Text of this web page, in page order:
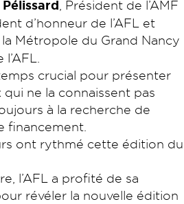
, Président de l’AMF
d’honneur de l’AFL et
la Métropole du Grand Nancy
crucial pour présenter
qui ne la connaissent pas
à la recherche de
financement.
ont rythmé cette édition du
l’AFL a profité de sa
révéler la nouvelle édition